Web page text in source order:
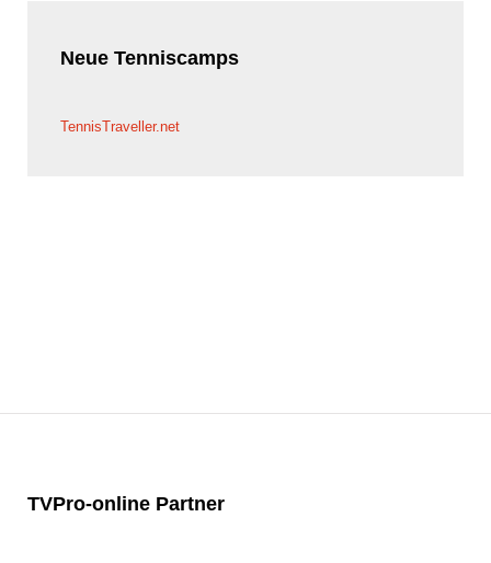
Neue Tenniscamps
TennisTraveller.net
TVPro-online Partner